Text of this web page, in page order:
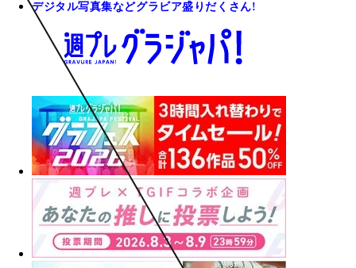
デジタル写真集などグラビア盛りだくさん!